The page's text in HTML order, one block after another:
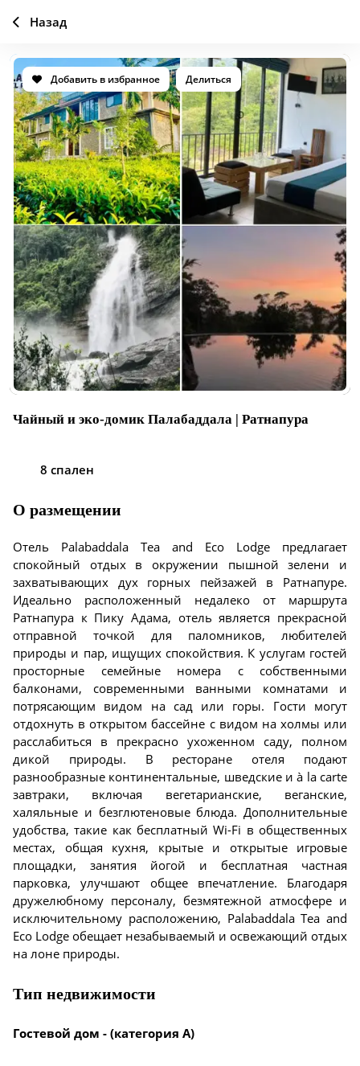
Добавить в избранное Делиться
Чайный и эко-домик Палабаддала | Ратнапура
8 спален
О размещении
Отель Palabaddala Tea and Eco Lodge предлагает
спокойный отдых в окружении пышной зелени и
захватывающих дух горных пейзажей в Ратнапуре.
Идеально расположенный недалеко от маршрута
Ратнапура к Пику Адама, отель является прекрасной
отправной точкой для паломников, любителей
природы и пар, ищущих спокойствия. К услугам гостей
просторные семейные номера с собственными
балконами, современными ванными комнатами и
потрясающим видом на сад или горы. Гости могут
отдохнуть в открытом бассейне с видом на холмы или
расслабиться в прекрасно ухоженном саду, полном
дикой природы. В ресторане отеля подают
разнообразные континентальные, шведские и à la carte
завтраки, включая вегетарианские, веганские,
халяльные и безглютеновые блюда. Дополнительные
удобства, такие как бесплатный Wi-Fi в общественных
местах, общая кухня, крытые и открытые игровые
площадки, занятия йогой и бесплатная частная
парковка, улучшают общее впечатление. Благодаря
дружелюбному персоналу, безмятежной атмосфере и
исключительному расположению, Palabaddala Tea and
Eco Lodge обещает незабываемый и освежающий отдых
на лоне природы.
Тип недвижимости
Гостевой дом - (категория А)
Назад